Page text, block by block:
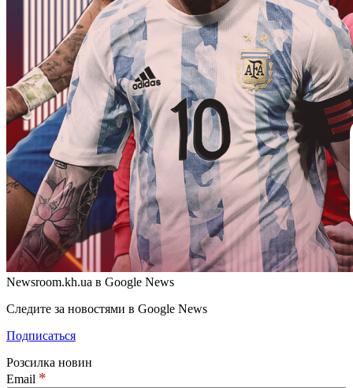
Newsroom.kh.ua в Google News
Следите за новостями в Google News
Подписаться
Розсилка новин
Email *